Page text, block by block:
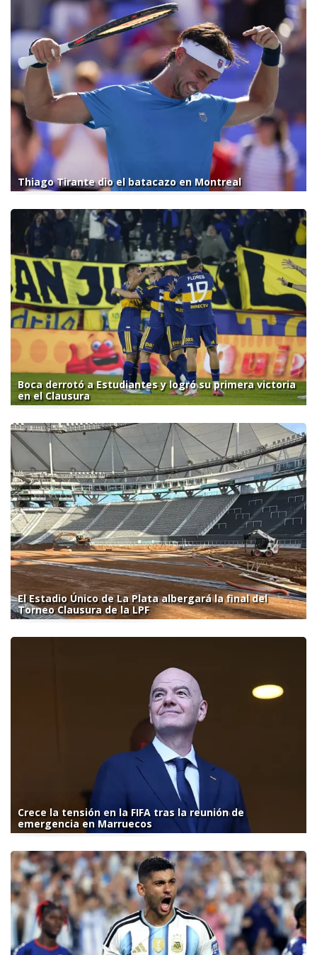
Thiago Tirante dio el batacazo en Montreal
Boca derrotó a Estudiantes y logró su primera victoria
en el Clausura
El Estadio Único de La Plata albergará la final del
Torneo Clausura de la LPF
Crece la tensión en la FIFA tras la reunión de
emergencia en Marruecos